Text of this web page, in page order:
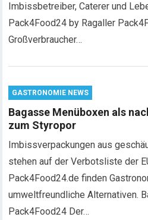
Imbissbetreiber, Caterer und
Pack4Food24 by Ragaller
Großverbraucher…
GASTRONOMIE NEWS
Bagasse Menüboxen als
zum Styropor
Imbissverpackungen aus
stehen auf der Verbotsliste der
Pack4Food24.de finden
umweltfreundliche Alternativen.
Pack4Food24 Der…